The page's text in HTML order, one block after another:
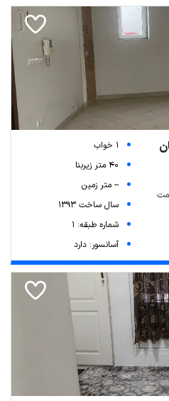
1 خواب
40 متر زیربنا
-- متر زمین
سال ساخت 1393
شماره طبقه: 1
آسانسور: دارد